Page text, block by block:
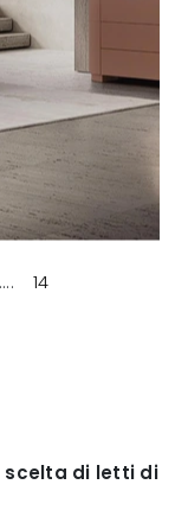
.... 14
scelta di letti di